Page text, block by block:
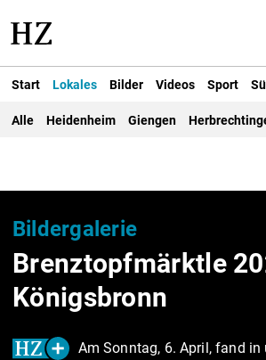
Start Lokales Bilder Videos Sport
Alle Heidenheim Giengen
Bildergalerie
Brenztopfmärktle
Königsbronn
Am Sonntag, 6. April, fand in